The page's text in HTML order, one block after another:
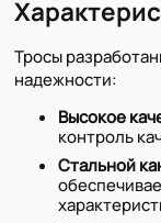
Тросы
надежности:
Высокое
контроль
Стальной